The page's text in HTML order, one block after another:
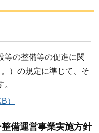
等の整備等の促進に関
）の規定に準じて、そ
）
備運営事業実施方針